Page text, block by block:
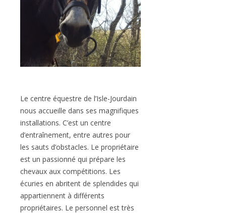
Le centre équestre de l’Isle-Jourdain
nous accueille dans ses magnifiques
installations. C’est un centre
d’entraînement, entre autres pour
les sauts d’obstacles. Le propriétaire
est un passionné qui prépare les
chevaux aux compétitions. Les
écuries en abritent de splendides qui
appartiennent à différents
propriétaires. Le personnel est très